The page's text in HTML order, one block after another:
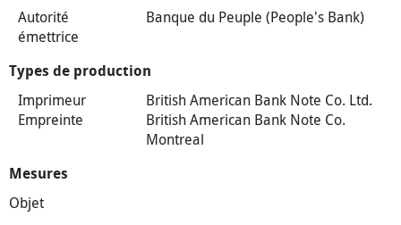
Autorité
émettrice
Banque du Peuple (People's Bank)
Types de production
Imprimeur
British American Bank Note Co. Ltd.
Empreinte
British American Bank Note Co.
Montreal
Mesures
Objet